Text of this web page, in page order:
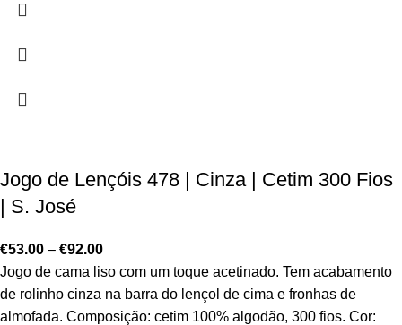
Jogo de Lençóis 478 | Cinza | Cetim 300 Fios
| S. José
€53.00 – €92.00
Jogo de cama liso com um toque acetinado. Tem acabamento
de rolinho cinza na barra do lençol de cima e fronhas de
almofada. Composição: cetim 100% algodão, 300 fios. Cor: